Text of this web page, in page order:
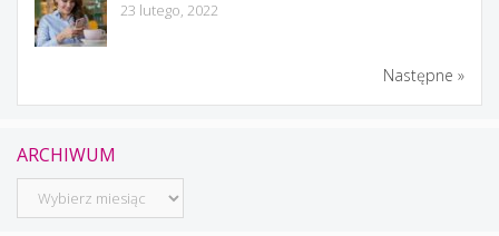
23 lutego, 2022
Następne »
ARCHIWUM
Archiwum